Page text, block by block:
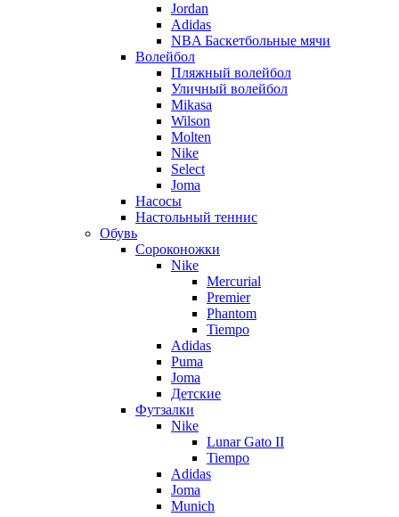
Jordan
Adidas
NBA Баскетбольные мячи
Волейбол
Пляжный волейбол
Уличный волейбол
Mikasa
Wilson
Molten
Nike
Select
Joma
Насосы
Настольный теннис
Обувь
Сороконожки
Nike
Mercurial
Premier
Phantom
Tiempo
Adidas
Puma
Joma
Детские
Футзалки
Nike
Lunar Gato II
Tiempo
Adidas
Joma
Munich